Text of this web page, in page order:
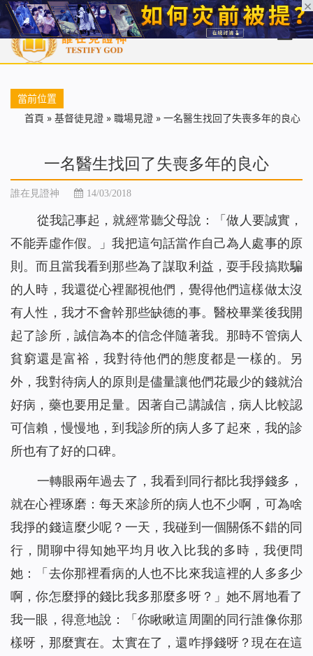
首頁 每日靈糧 天國福音 基督徒見證 信仰解答 聖經
當前位置
首頁 » 基督徒見證 » 職場見證 » 一名醫生找回了失喪多年的良心
一名醫生找回了失喪多年的良心
誰在見證神 14/03/2018
從我記事起，就經常聽父母說：「做人要誠實，
不能弄虛作假。」我把這句話當作自己為人處事的原
則。而且當我看到那些為了謀取利益，耍手段搞欺騙
的人時，我還從心裡鄙視他們，覺得他們這樣做太沒
有人性，我才不會幹那些缺德的事。醫校畢業後我開
起了診所，誠信為本的信念伴隨著我。那時不管病人
貧窮還是富裕，我對待他們的態度都是一樣的。另
外，我對待病人的原則是儘量讓他們花最少的錢就治
好病，藥也要用足量。因著自己講誠信，病人比較認
可信賴，慢慢地，到我診所的病人多了起來，我的診
所也有了好的口碑。
一轉眼兩年過去了，我看到同行都比我掙錢多，
就在心裡琢磨：每天來診所的病人也不少啊，可為啥
我掙的錢這麼少呢？一天，我碰到一個關係不錯的同
行，閒聊中得知她平均月收入比我的多時，我便問
她：「去你那裡看病的人也不比來我這裡的人多多少
啊，你怎麼掙的錢比我多那麼多呀？」她不屑地看了
我一眼，得意地說：「你瞅瞅這周圍的同行誰像你那
樣呀，那麼實在。太實在了，還咋掙錢呀？現在在這